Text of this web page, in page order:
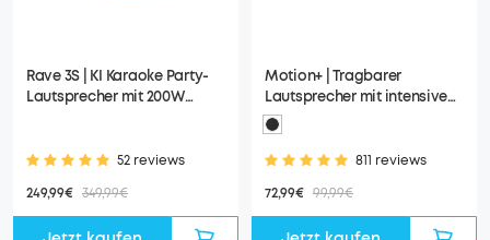
Rave 3S | KI Karaoke Party-
Lautsprecher mit 200W
52 reviews
249,99€ 349,99€
Motion+ | Tragbarer
Lautsprecher mit intensivem
Bass
811 reviews
72,99€ 99,99€